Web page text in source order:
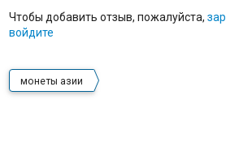
Чтобы добавить отзыв, пожалуйста,
войдите
монеты азии